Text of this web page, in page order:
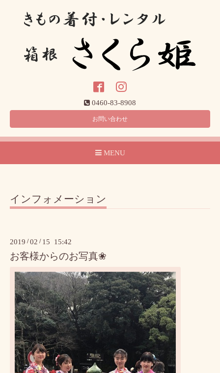
0460-83-8908
お問い合わせ
MENU
インフォメーション
2019 /02 / 15 15:42
お客様からのお写真❀